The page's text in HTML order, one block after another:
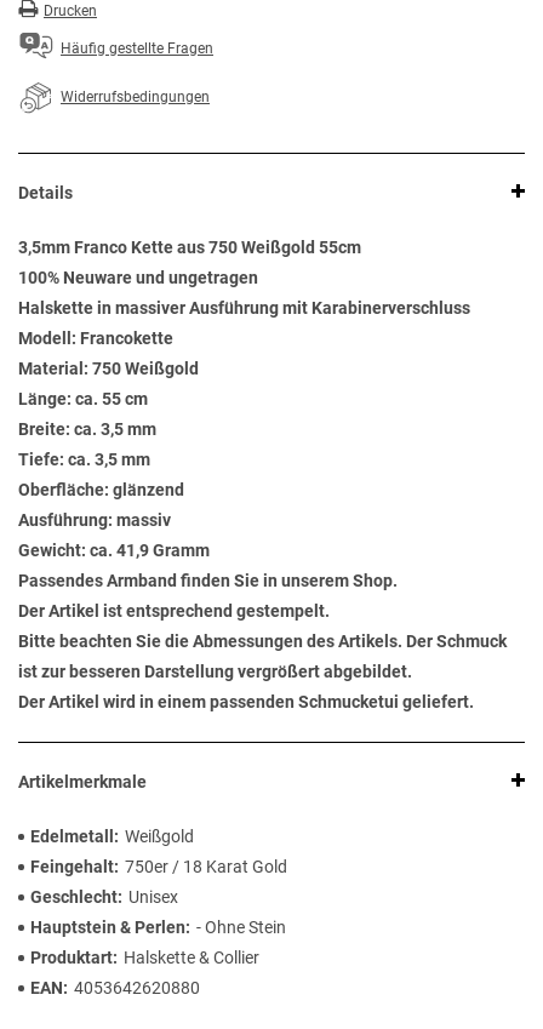
Drucken
Häufig gestellte Fragen
Widerrufsbedingungen
Details
3,5mm Franco Kette aus 750 Weißgold 55cm
100% Neuware und ungetragen
Halskette in massiver Ausführung mit Karabinerverschluss
Modell: Francokette
Material: 750 Weißgold
Länge: ca. 55 cm
Breite: ca. 3,5 mm
Tiefe: ca. 3,5 mm
Oberfläche: glänzend
Ausführung: massiv
Gewicht: ca. 41,9 Gramm
Passendes Armband finden Sie in unserem Shop.
Der Artikel ist entsprechend gestempelt.
Bitte beachten Sie die Abmessungen des Artikels. Der Schmuck
ist zur besseren Darstellung vergrößert abgebildet.
Der Artikel wird in einem passenden Schmucketui geliefert.
Artikelmerkmale
Edelmetall
Weißgold
Feingehalt 750er / 18 Karat Gold
Geschlecht
Unisex
Hauptstein & Perlen
- Ohne Stein
Produktart
Halskette & Collier
EAN
4053642620880